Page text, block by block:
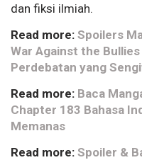
dan fiksi ilmiah.
Read more: Spoilers
War Against the
Perdebatan yang
Read more: Baca
Chapter 183 Bahasa
Memanas
Read more: Spoiler &